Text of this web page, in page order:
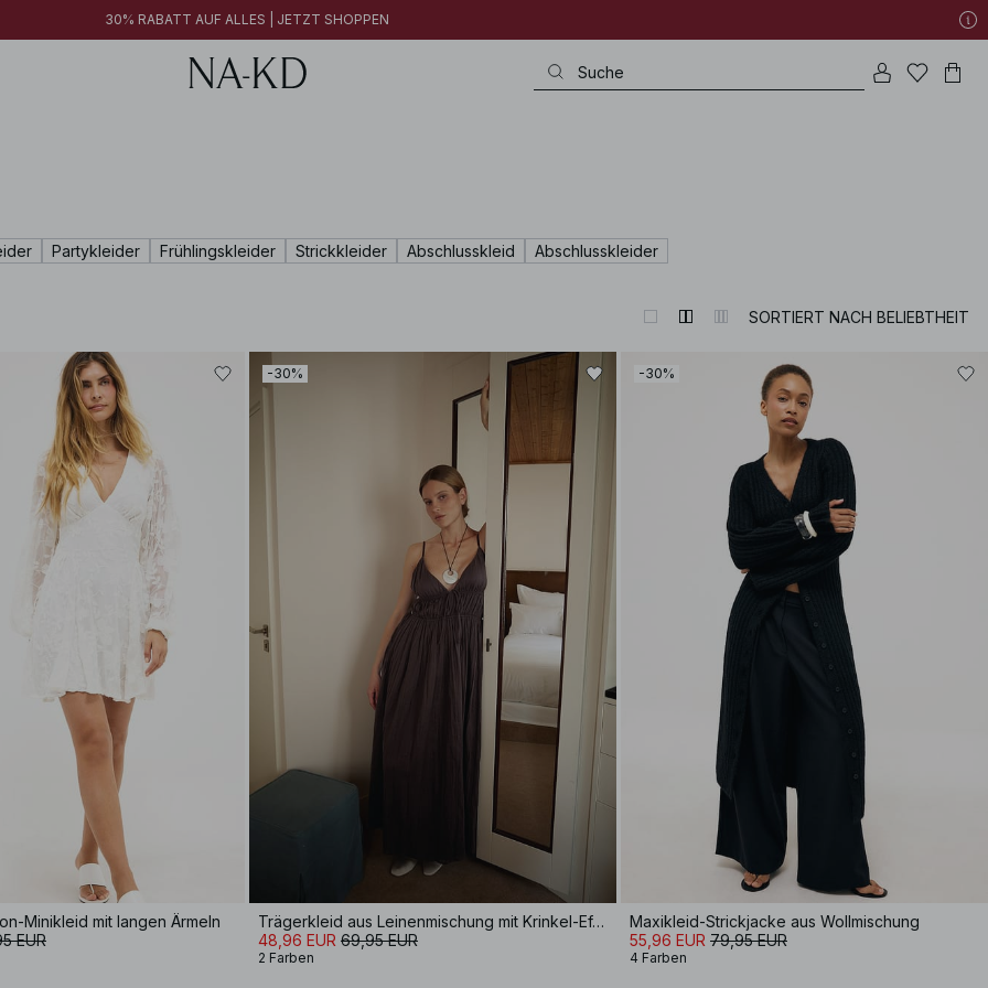
30% RABATT AUF ALLES | JETZT SHOPPEN
Partykleider Frühlingskleider Strickkleider Abschlusskleid Abschlusskleider
SORTIERT NACH BELIEBTHEIT
Minikleid mit langen Ärmeln
EUR
-30%
Trägerkleid aus Leinenmischung mit Krinkel-Effekt
48,96 EUR 69,95 EUR
2 Farben
-30%
Maxikleid-Strickjacke aus Wollmischung
55,96 EUR 79,95 EUR
4 Farben